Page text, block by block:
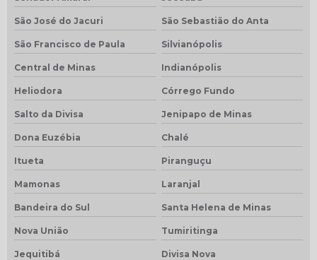
São José do Jacuri São Sebastião do Anta
São Francisco de Paula Silvianópolis
Central de Minas Indianópolis
Heliodora Córrego Fundo
Salto da Divisa Jenipapo de Minas
Dona Euzébia Chalé
Itueta Piranguçu
Mamonas Laranjal
Bandeira do Sul Santa Helena de Minas
Nova União Tumiritinga
Jequitibá Divisa Nova